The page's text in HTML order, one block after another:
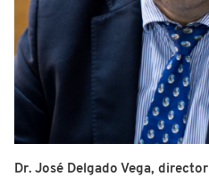
Dr. José Delgado Vega, director